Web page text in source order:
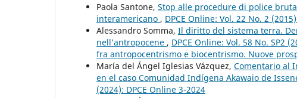
Paola Santone, Stop alle procedure di police
interamericano , DPCE Online: Vol. 22 No. 2
Alessandro Somma, Il diritto del sistema terra.
nell’antropocene , DPCE Online: Vol. 58 No. SP2
fra antropocentrismo e biocentrismo. Nuove
María del Ángel Iglesias Vázquez, Comentario al
en el caso Comunidad Indígena Akawaio de
(2024): DPCE Online 3-2024